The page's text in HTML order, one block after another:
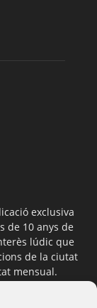
exclusiva
de 10 anys de
lúdic que
de la ciutat
mensual.